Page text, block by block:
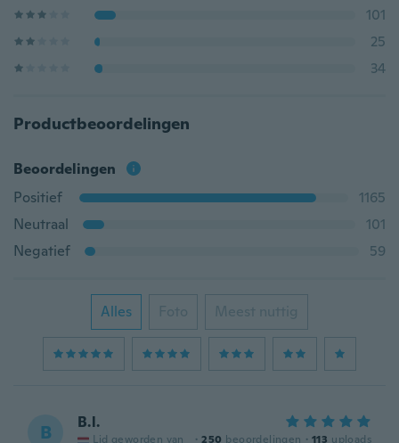
101
25
34
Productbeoordelingen
Beoordelingen
Positief
1165
Neutraal
101
Negatief
59
Alles Foto Meest nuttig
B B.l.
Lid geworden van
· 250 beoordelingen · 113 uploads